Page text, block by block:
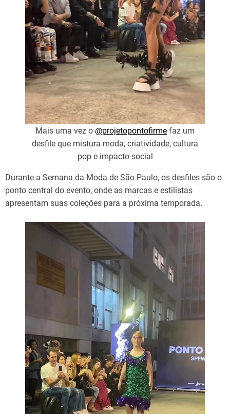
Mais uma vez o @projetopontofirme faz um
desfile que mistura moda, criatividade, cultura
pop e impacto social
Durante a Semana da Moda de São Paulo, os desfiles são o
ponto central do evento, onde as marcas e estilistas
apresentam suas coleções para a próxima temporada.